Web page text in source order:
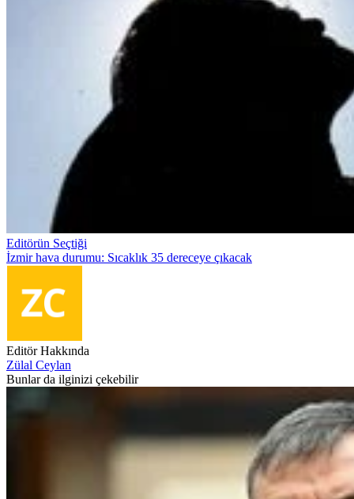
Editörün Seçtiği
İzmir hava durumu: Sıcaklık 35 dereceye çıkacak
Editör Hakkında
Zülal Ceylan
Bunlar da ilginizi çekebilir